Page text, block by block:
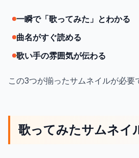
一瞬で「歌ってみた」とわかる
曲名がすぐ読める
歌い手の雰囲気が伝わる
この3つが揃ったサムネイルが必要
歌ってみたサムネイ